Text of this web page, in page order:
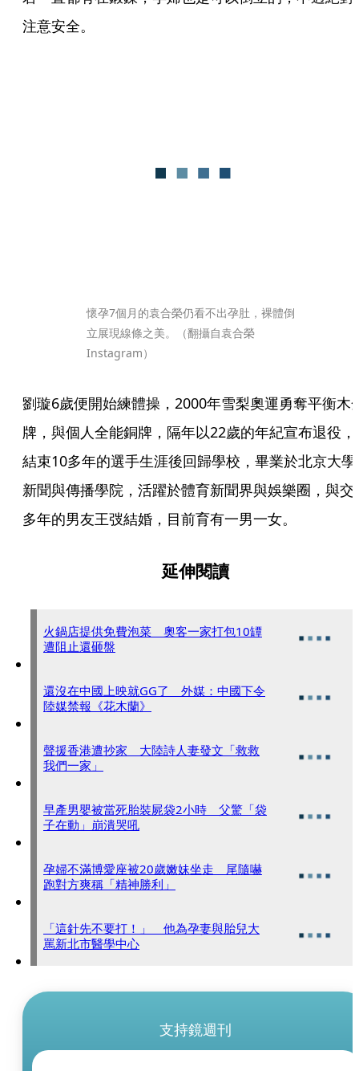
注意安全。
懷孕7個月的袁合榮仍看不出孕肚，裸體倒
立展現線條之美。（翻攝自袁合榮
Instagram）
劉璇6歲便開始練體操，2000年雪梨奧運勇奪平衡木
牌，與個人全能銅牌，隔年以22歲的年紀宣布退役，
結束10多年的選手生涯後回歸學校，畢業於北京大學
新聞與傳播學院，活躍於體育新聞界與娛樂圈，與交
多年的男友王弢結婚，目前育有一男一女。
延伸閱讀
火鍋店提供免費泡菜 奧客一家打包10罈
遭阻止還砸盤
還沒在中國上映就GG了 外媒：中國下令
陸媒禁報《花木蘭》
聲援香港遭抄家 大陸詩人妻發文「救救
我們一家」
早產男嬰被當死胎裝屍袋2小時 父驚「袋
子在動」崩潰哭吼
孕婦不滿博愛座被20歲嫩妹坐走 尾隨嚇
跑對方爽稱「精神勝利」
「這針先不要打！」 他為孕妻與胎兒大
罵新北市醫學中心
支持鏡週刊